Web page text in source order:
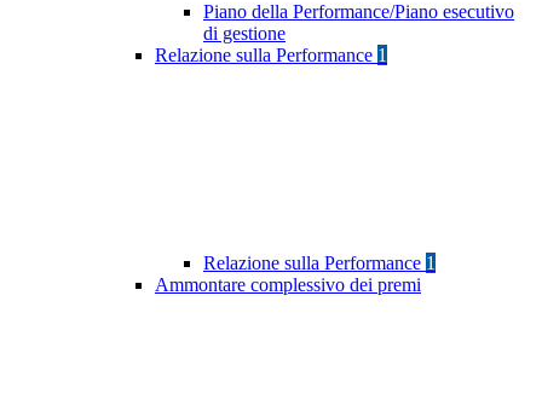
Piano della Performance/Piano esecutivo
di gestione
Relazione sulla Performance 1
Relazione sulla Performance 1
Ammontare complessivo dei premi